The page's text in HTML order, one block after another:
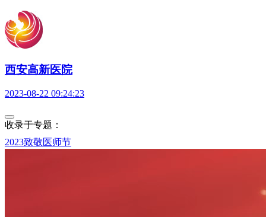
西安高新医院
2023-08-22 09:24:23
收录于专题：
2023致敬医师节